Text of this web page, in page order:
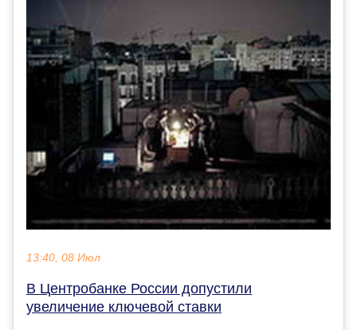
13:40, 08 Июл
В Центробанке России допустили
увеличение ключевой ставки